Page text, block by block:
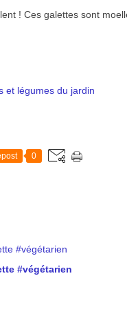
! Ces galettes sont
et légumes du jardin
0
#végétarien